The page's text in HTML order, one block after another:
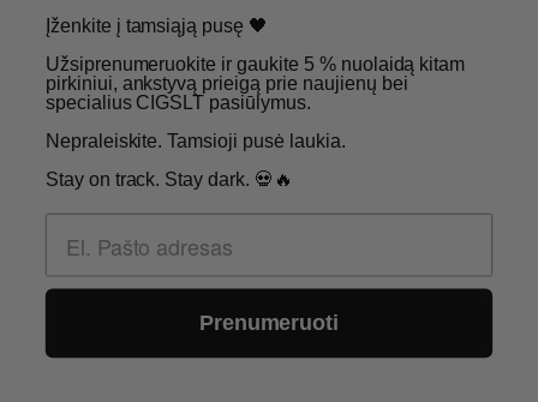
Kontaktai Didmenos užklausos
SKIRTA TIK SUAUGUSIEMS NIKOTINO VARTOTOJAMS.
© 2026 Visos teisės saugomos - CigsLT.app
Įženkite į tamsiąją pusę 🖤 ​
Užsiprenumeruokite ir gaukite 5 % nuolaidą kitam
pirkiniui, ankstyvą prieigą prie naujienų bei
specialius CIGSLT pasiūlymus. ​
Nepraleiskite. Tamsioji pusė laukia.
Stay on track. Stay dark. 💀🔥
Prenumeruoti